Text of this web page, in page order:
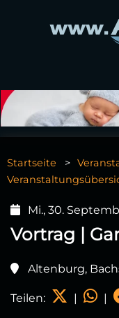
Startseite
Mi., 30.
Vortrag |
Altenburg,
Teilen: | |